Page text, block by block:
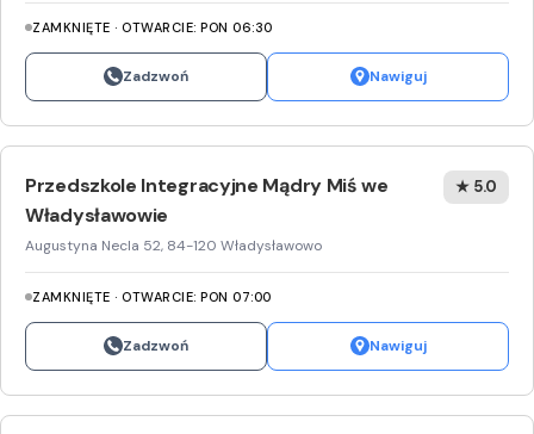
ZAMKNIĘTE · OTWARCIE: PON 06:30
Zadzwoń Nawiguj
Przedszkole Integracyjne Mądry Miś we
Władysławowie
Augustyna Necla 52, 84-120 Władysławowo
★ 5.0
ZAMKNIĘTE · OTWARCIE: PON 07:00
Zadzwoń Nawiguj